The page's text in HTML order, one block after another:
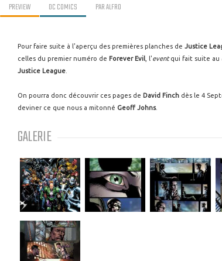
PREVIEW DC COMICS PARALFRO
Pour faire suite à l'aperçu des premières planches de Justice
celles du premier numéro de Forever Evil , l'eventqui fait suite au
Justice League
On pourra donc découvrir ces pages de David Finch dès le 4
deviner ce que nous a mitonné Geoff Johns.
GALERIE